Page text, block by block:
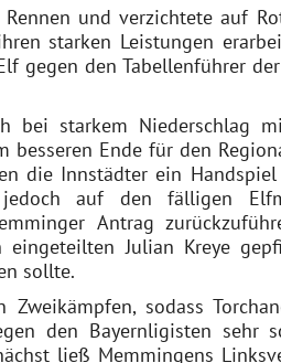
und verzichtete auf
starken Leistungen
gegen den Tabellenführer
starkem Niederschlag
Ende für den
die Innstädter ein
jedoch auf den fälligen
Antrag
Julian Kreye
sollte.
sodass
den Bayernligisten sehr
ließ Memmingens